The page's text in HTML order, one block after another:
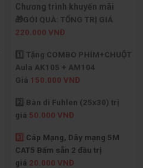
Chương trình khuyến mãi
🎁GÓI QUÀ: TỔNG TRỊ GIÁ
220.000 VNĐ
1️⃣ Tặng COMBO PHÍM+CHUỘT
Aula AK105 + AM104
Giá 150.000 VNĐ
2️⃣ Bàn di Fuhlen (25x30) trị
giá 50.000 VNĐ
3️⃣ Cáp Mạng, Dây mạng 5M
CAT5 Bấm sẵn 2 đầu trị
giá 20.000 VNĐ